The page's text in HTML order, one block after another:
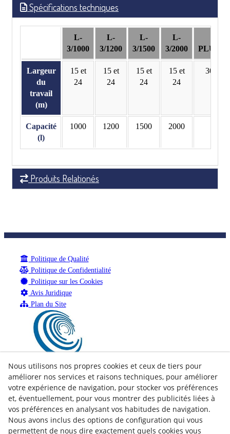
Spécifications techniques
L-
3/1000
L-
3/1200
L-
3/1500
L-
3/2000
PLUS/
Largeur
du
travail
(m)
15 et
24
15 et
24
15 et
24
15 et
24
30 et
Capacité
(l)
1000 1200 1500 2000
Produits Relationés
Politique de Qualité
Politique de Confidentialité
Politique sur les Cookies
Avis Juridique
Plan du Site
Nous utilisons nos propres cookies et ceux de tiers pour
améliorer nos services et raisons techniques, pour améliorer
votre expérience de navigation, pour stocker vos préférences
et, éventuellement, pour vous montrer des publicités liées à
vos préférences en analysant vos habitudes de navigation.
Nous avons inclus des options de configuration qui vous
permettent de nous dire exactement quels cookies vous